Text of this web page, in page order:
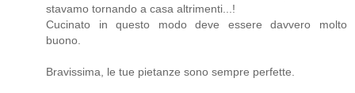
stavamo tornando a casa altrimenti...!
Cucinato in questo modo deve essere davvero molto
buono.
Bravissima, le tue pietanze sono sempre perfette.